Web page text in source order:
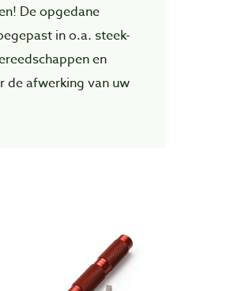
De opgedane
in o.a. steek-
en
de afwerking van uw